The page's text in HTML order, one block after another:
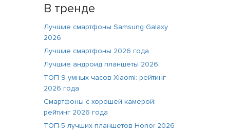
В тренде
Лучшие смартфоны Samsung Galaxy
2026
Лучшие смартфоны 2026 года
Лучшие андроид планшеты 2026
ТОП-9 умных часов Xiaomi: рейтинг
2026 года
Смартфоны с хорошей камерой:
рейтинг 2026 года
ТОП-5 лучших планшетов Honor 2026